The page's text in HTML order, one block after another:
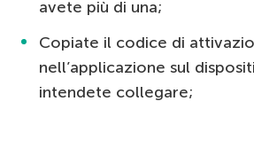
avete più di una;
Copiate il codice di
nell’applicazione sul
intendete collegare;